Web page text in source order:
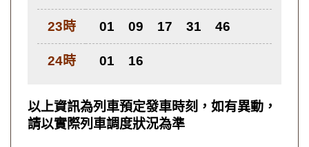
23時 01 09 17 31 46
24時 01 16
以上資訊為列車預定發車時刻，如有異動，
請以實際列車調度狀況為準